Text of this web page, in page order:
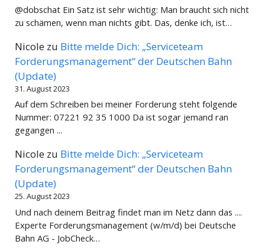
@dobschat Ein Satz ist sehr wichtig: Man braucht sich nicht
zu schämen, wenn man nichts gibt. Das, denke ich, ist…
Nicole zu Bitte melde Dich: „Serviceteam
Forderungsmanagement“ der Deutschen Bahn
(Update)
31. August 2023
Auf dem Schreiben bei meiner Forderung steht folgende
Nummer: 07221 92 35 1000 Da ist sogar jemand ran
gegangen ...
Nicole zu Bitte melde Dich: „Serviceteam
Forderungsmanagement“ der Deutschen Bahn
(Update)
25. August 2023
Und nach deinem Beitrag findet man im Netz dann das ....
Experte Forderungsmanagement (w/m/d) bei Deutsche
Bahn AG - JobCheck…